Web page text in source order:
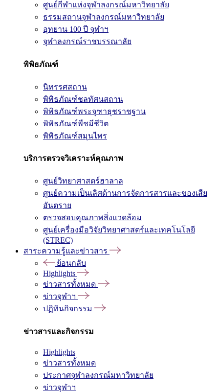
ศูนย์กีฬาแห่งจุฬาลงกรณ์มหาวิทยาลัย
ธรรมสถานจุฬาลงกรณ์มหาวิทยาลัย
อุทยาน 100 ปี จุฬาฯ
จุฬาลงกรณ์ราชบรรณาลัย
พิพิธภัณฑ์
นิทรรศสถาน
พิพิธภัณฑ์ชลทัศนสถาน
พิพิธภัณฑ์พระจุฑาธุชราชฐาน
พิพิธภัณฑ์พืชมีชีวิต
พิพิธภัณฑ์สมุนไพร
บริการตรวจวิเคราะห์คุณภาพ
ศูนย์วิทยาศาสตร์ฮาลาล
ศูนย์ความเป็นเลิศด้านการจัดการสารและของเสีย
อันตราย
ตรวจสอบคุณภาพสิ่งแวดล้อม
ศูนย์เครื่องมือวิจัยวิทยาศาสตร์และเทคโนโลยี
(STREC)
สาระความรู้และข่าวสาร
ย้อนกลับ
Highlights
ข่าวสารทั้งหมด
ข่าวจุฬาฯ
ปฏิทินกิจกรรม
ข่าวสารและกิจกรรม
Highlights
ข่าวสารทั้งหมด
ประกาศจุฬาลงกรณ์มหาวิทยาลัย
ข่าวจุฬาฯ